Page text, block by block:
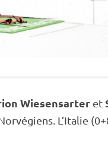
Wiesensarter et
L’Italie